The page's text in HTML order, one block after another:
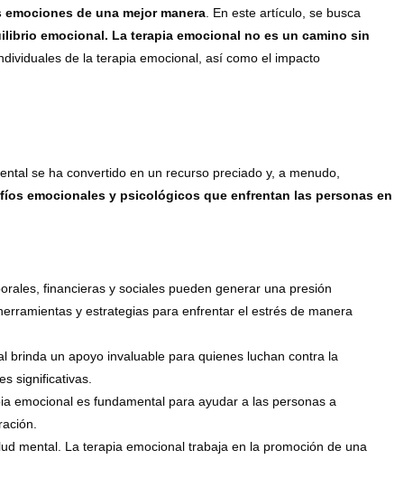
de una mejor manera . En este artículo, se busca
emocional. La terapia emocional no es un camino sin
de la terapia emocional, así como el impacto
se ha convertido en un recurso preciado y, a menudo,
emocionales y psicológicos que enfrentan las personas en
financieras y sociales pueden generar una presión
y estrategias para enfrentar el estrés de manera
brinda un apoyo invaluable para quienes luchan contra la
significativas.
emocional es fundamental para ayudar a las personas a
mental. La terapia emocional trabaja en la promoción de una